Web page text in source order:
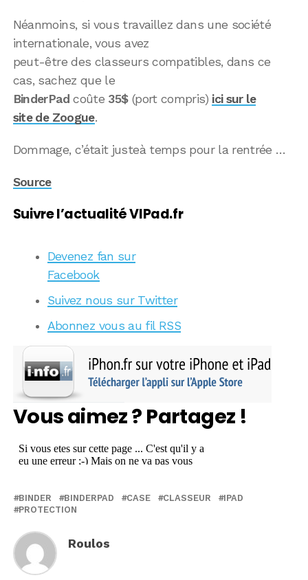
Néanmoins, si vous travaillez dans une société
internationale, vous avez
peut-être des classeurs compatibles, dans ce
cas, sachez que le
BinderPad coûte 35$(port compris) ici sur le
site de Zoogue.
Dommage, c’était justeà temps pour la rentrée …
Source
Suivre l’actualité VIPad.fr
Devenez fan sur
Facebook
Suivez nous sur Twitter
Abonnez vous au fil RSS
Vous aimez ? Partagez !
BINDER BINDERPAD CASE CLASSEUR
IPAD
PROTECTION
Roulos